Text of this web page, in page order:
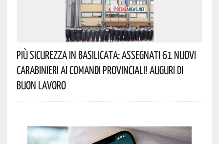
Più Sicurezza In Basilicata: Assegnati 61 Nuovi
Carabinieri Ai Comandi Provinciali! Auguri Di
Buon Lavoro